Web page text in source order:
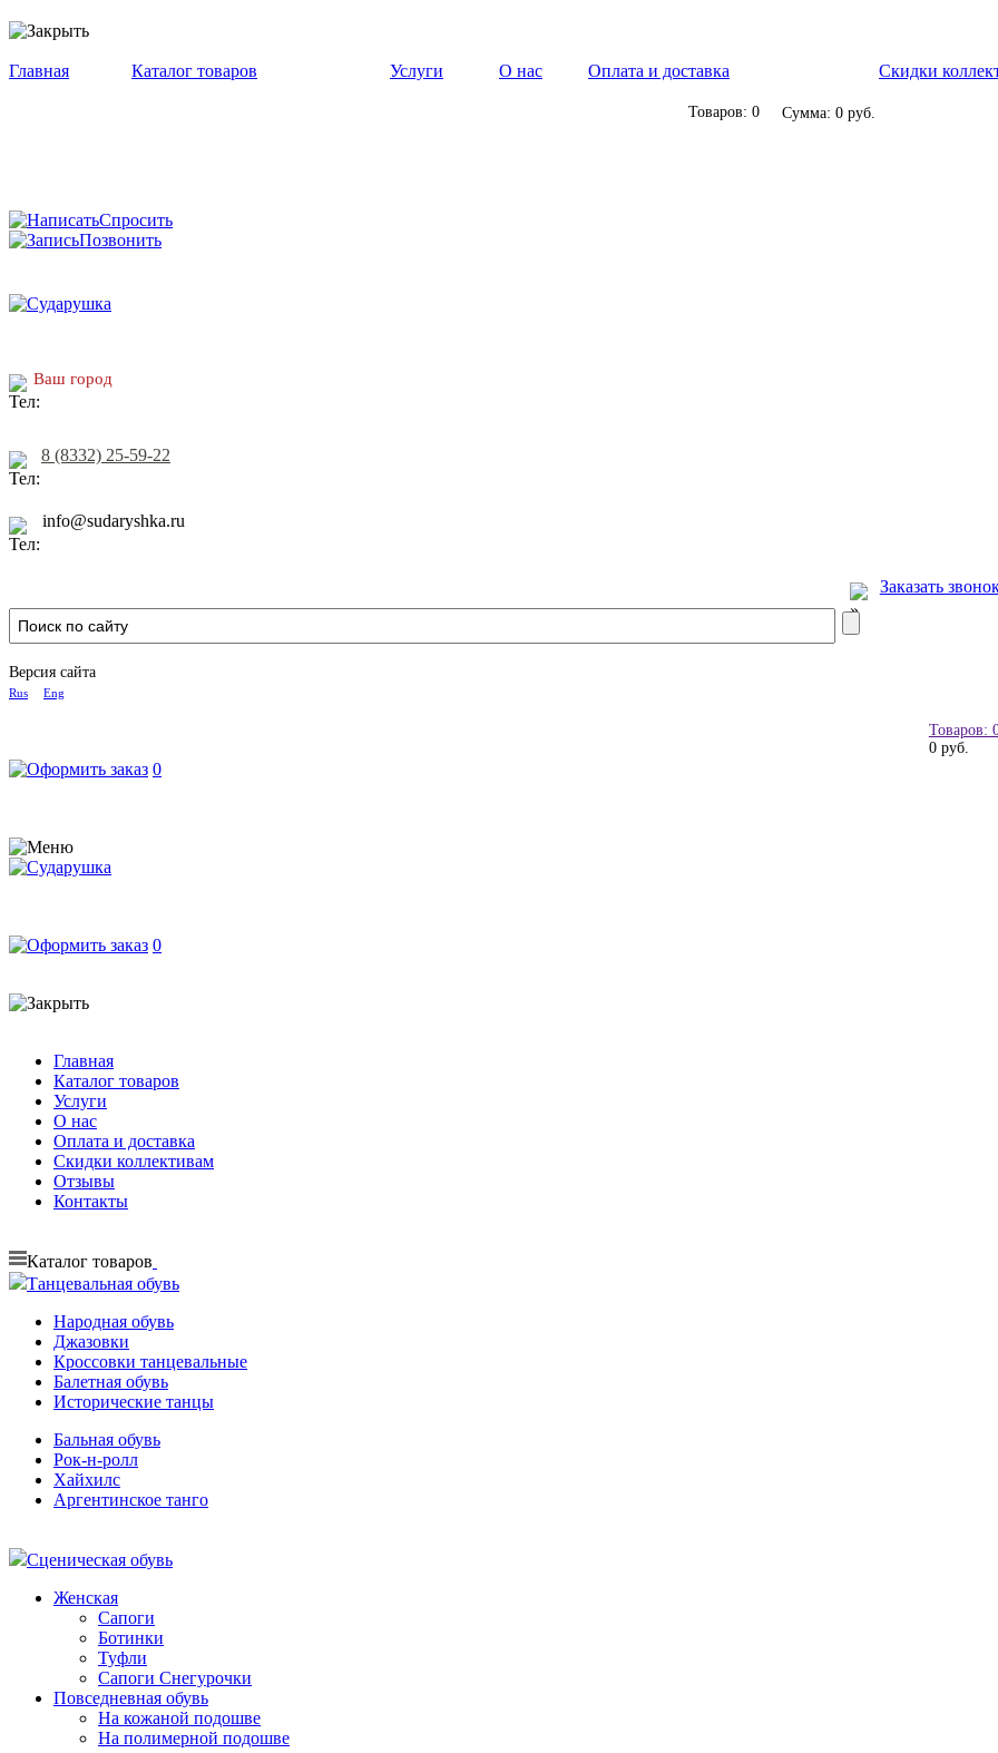
Главная Каталог товаров Услуги О нас Оплата и доставка Скидки
Товаров: 0 Сумма: 0 руб.
Спросить
Позвонить
Ваш город
8 (8332) 25-59-22
info@sudaryshka.ru
Заказать
Версия сайта
Rus Eng
Товаров:
0 руб.
0
0
Главная
Каталог товаров
Услуги
О нас
Оплата и доставка
Скидки коллективам
Отзывы
Контакты
Каталог товаров
Танцевальная обувь
Народная обувь
Джазовки
Кроссовки танцевальные
Балетная обувь
Исторические танцы
Бальная обувь
Рок-н-ролл
Хайхилс
Аргентинское танго
Сценическая обувь
Женская
Сапоги
Ботинки
Туфли
Сапоги Снегурочки
Повседневная обувь
На кожаной подошве
На полимерной подошве